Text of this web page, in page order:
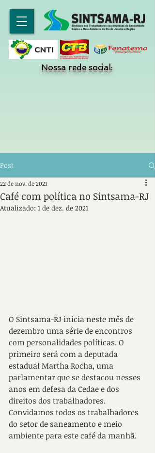
Nossa rede social:
Post
Café com política no Sintsama-RJ
22 de nov. de 2021
Atualizado: 1 de dez. de 2021
O Sintsama-RJ inicia neste mês de
dezembro uma série de encontros
com personalidades políticas. O
primeiro será com a deputada
estadual Martha Rocha, uma
parlamentar que se destacou nesses
anos em defesa da Cedae e dos
direitos dos trabalhadores.
Convidamos todos os trabalhadores
do setor de saneamento e meio
ambiente para este café da manhã.